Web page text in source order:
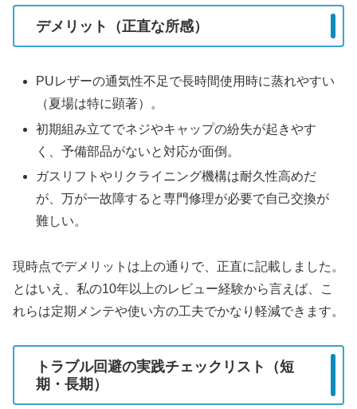
デメリット（正直な所感）
PUレザーの通気性不足で長時間使用時に蒸れやすい
（夏場は特に顕著）。
初期組み立てでネジやキャップの紛失が起きやす
く、予備部品がないと対応が面倒。
ガスリフトやリクライニング機構は耐久性高めだ
が、万が一故障すると専門修理が必要で自己交換が
難しい。
現時点でデメリットは上の通りで、正直に記載しました。
とはいえ、私の10年以上のレビュー経験から言えば、こ
れらは定期メンテや使い方の工夫でかなり軽減できます。
トラブル回避の実践チェックリスト（短
期・長期）